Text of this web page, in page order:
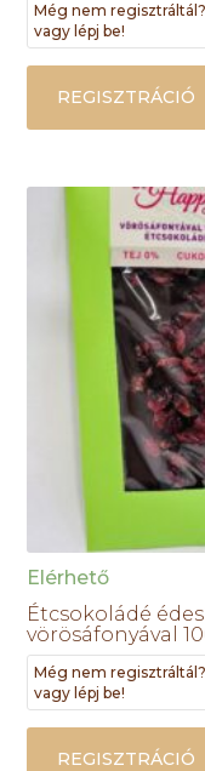
Még nem
vagy lépj be!
REGISZTRÁCIÓ
Elérhető
Étcsokoládé
vörösáfonyával
Még nem
vagy lépj be!
REGISZTRÁCIÓ